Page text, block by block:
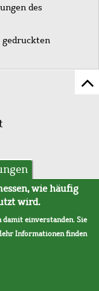
des
wie häufig
wird.
damit einverstanden. Sie
Informationen finden